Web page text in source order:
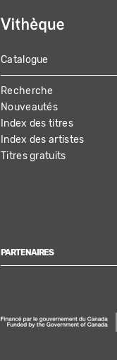
MAIN
NAVIGATION
Catalogue
Recherche
Nouveautés
Index des titres
Index des artistes
Titres gratuits
PARTENAIRES